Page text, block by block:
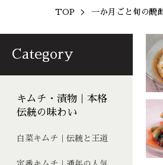
Category
キムチ・漬物｜本格
伝統の味わい
白菜キムチ｜伝統と王道
TOP 一か月ごと旬の醗